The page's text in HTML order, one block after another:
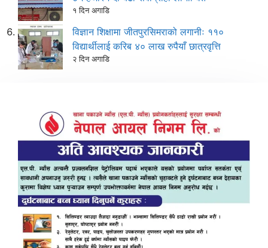
१ दिन अगाडि
विज्ञान शिक्षामा जीतपुरसिमराको लगानीः ११०
विद्यार्थीलाई करिब ४० लाख रुपैयाँ छात्रवृत्ति
२ दिन अगाडि